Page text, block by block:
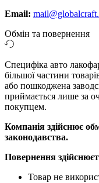
Email:
Обмін та повернення
Специфіка авто
більшої частини
або пошкоджена
приймається лише за
покупцем.
Компанія здійснює
законодавства.
Повернення
Товар не